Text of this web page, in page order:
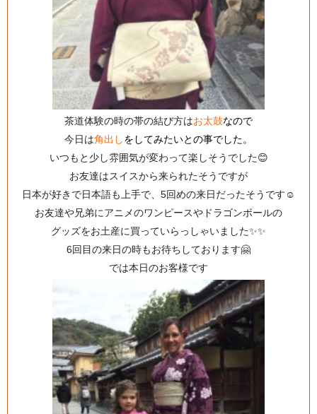
茶道体験の時の帯の結び方はお太鼓なので
今日は角出しをしてみたいとの事でした。
いつもと少し雰囲気が変わって楽しそうでした😊
お友達はスイスから来られたそうですが
日本が好きで日本語も上手で、5回めの来日だったそうです☺️
お友達や兄弟にアニメのワンピースやドラゴンボールの
グッズをお土産に買っていらっしゃいました✨✨
6回目の来日の時もお待ちしております🤗
では本日のお客様です